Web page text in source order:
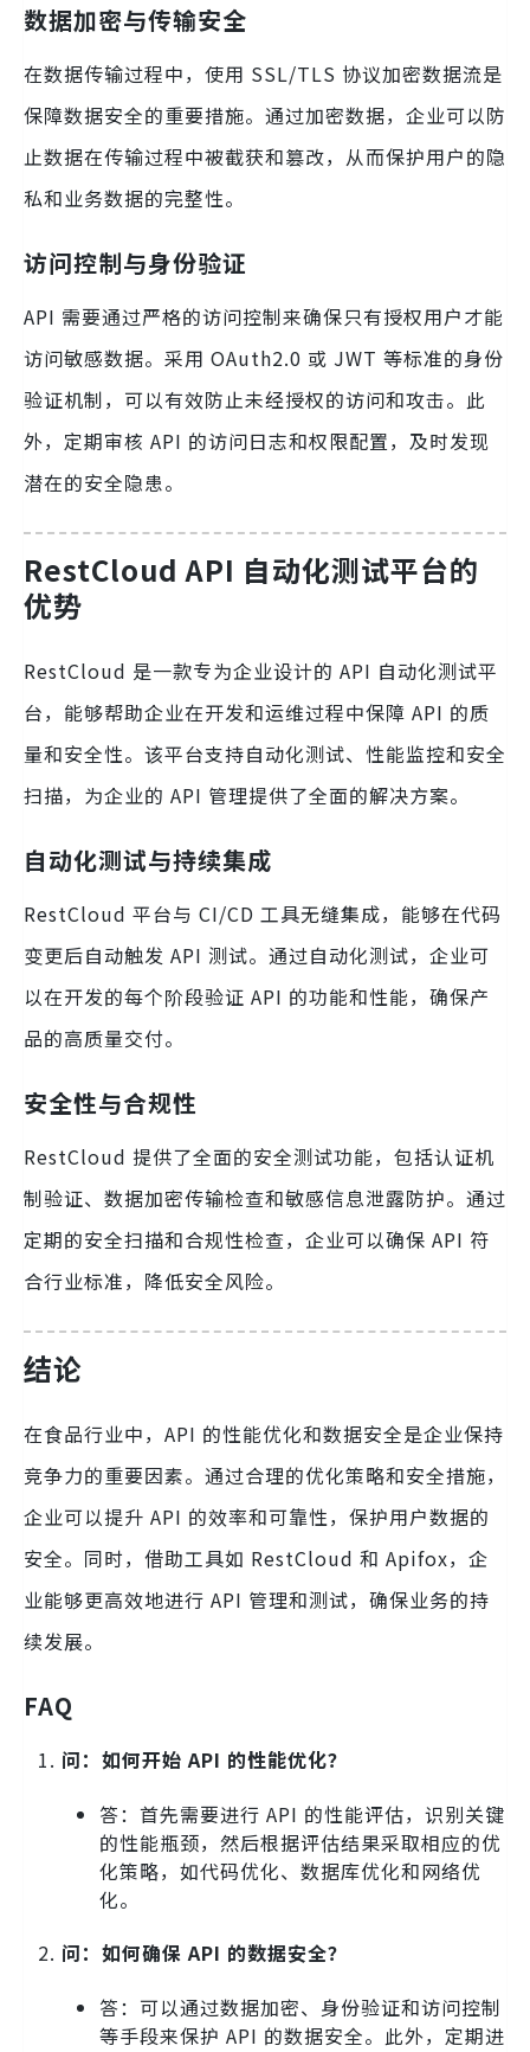
数据加密与传输安全
在数据传输过程中，使用 SSL/TLS 协议加密数据流是
保障数据安全的重要措施。通过加密数据，企业可以防
止数据在传输过程中被截获和篡改，从而保护用户的隐
私和业务数据的完整性。
访问控制与身份验证
API 需要通过严格的访问控制来确保只有授权用户才能
访问敏感数据。采用 OAuth2.0 或 JWT 等标准的身份
验证机制，可以有效防止未经授权的访问和攻击。此
外，定期审核 API 的访问日志和权限配置，及时发现
潜在的安全隐患。
RestCloud API 自动化测试平台的
优势
RestCloud 是一款专为企业设计的 API 自动化测试平
台，能够帮助企业在开发和运维过程中保障 API 的质
量和安全性。该平台支持自动化测试、性能监控和安全
扫描，为企业的 API 管理提供了全面的解决方案。
自动化测试与持续集成
RestCloud 平台与 CI/CD 工具无缝集成，能够在代码
变更后自动触发 API 测试。通过自动化测试，企业可
以在开发的每个阶段验证 API 的功能和性能，确保产
品的高质量交付。
安全性与合规性
RestCloud 提供了全面的安全测试功能，包括认证机
制验证、数据加密传输检查和敏感信息泄露防护。通过
定期的安全扫描和合规性检查，企业可以确保 API 符
合行业标准，降低安全风险。
结论
在食品行业中，API 的性能优化和数据安全是企业保持
竞争力的重要因素。通过合理的优化策略和安全措施，
企业可以提升 API 的效率和可靠性，保护用户数据的
安全。同时，借助工具如 RestCloud 和 Apifox，企
业能够更高效地进行 API 管理和测试，确保业务的持
续发展。
FAQ
问：如何开始 API 的性能优化？
答：首先需要进行 API 的性能评估，识别关键
的性能瓶颈，然后根据评估结果采取相应的优
化策略，如代码优化、数据库优化和网络优
化。
问：如何确保 API 的数据安全？
答：可以通过数据加密、身份验证和访问控制
等手段来保护 API 的数据安全。此外，定期进